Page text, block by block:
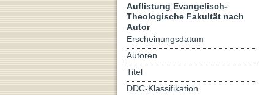
Auflistung Evangelisch-
Theologische Fakultät nach
Autor
Erscheinungsdatum
Autoren
Titel
DDC-Klassifikation